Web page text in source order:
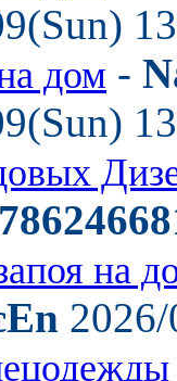
дом -
на